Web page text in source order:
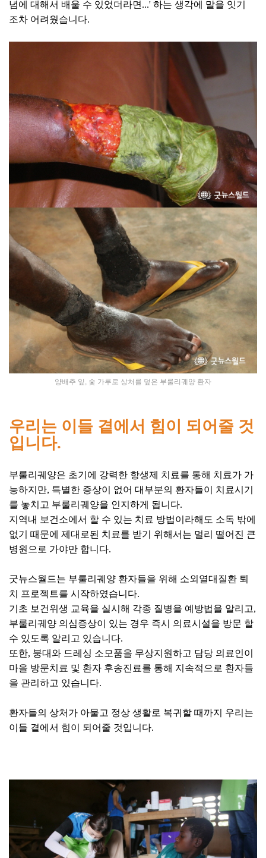
념에 대해서 배울 수 있었더라면...' 하는 생각에 말을 잇기
조차 어려웠습니다.
양배추 잎, 숯 가루로 상처를 덮은 부룰리궤양 환자
우리는 이들 곁에서 힘이 되어줄 것
입니다.
부룰리궤양은 초기에 강력한 항생제 치료를 통해 치료가 가
능하지만, 특별한 증상이 없어 대부분의 환자들이 치료시기
를 놓치고 부룰리궤양을 인지하게 됩니다.
지역내 보건소에서 할 수 있는 치료 방법이라해도 소독 밖에
없기 때문에 제대로된 치료를 받기 위해서는 멀리 떨어진 큰
병원으로 가야만 합니다.
굿뉴스월드는 부룰리궤양 환자들을 위해 소외열대질환 퇴
치 프로젝트를 시작하였습니다.
기초 보건위생 교육을 실시해 각종 질병을 예방법을 알리고,
부룰리궤양 의심증상이 있는 경우 즉시 의료시설을 방문 할
수 있도록 알리고 있습니다.
또한, 붕대와 드레싱 소모품을 무상지원하고 담당 의료인이
마을 방문치료 및 환자 후송진료를 통해 지속적으로 환자들
을 관리하고 있습니다.
환자들의 상처가 아물고 정상 생활로 복귀할 때까지 우리는
이들 곁에서 힘이 되어줄 것입니다.